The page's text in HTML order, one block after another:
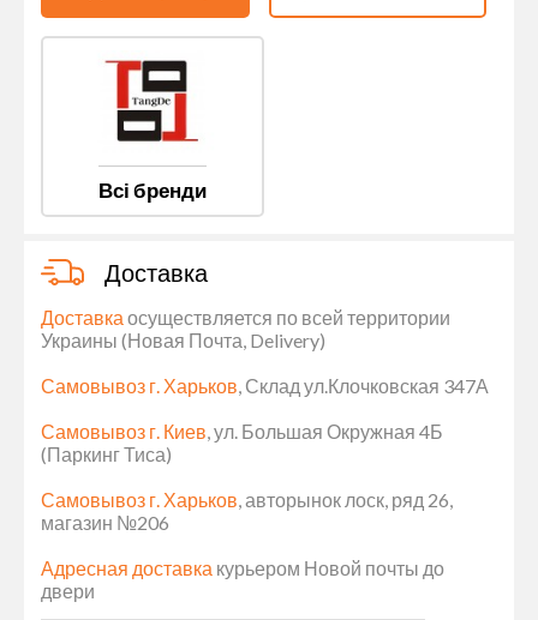
Всі бренди
Доставка
Доставка осуществляется по всей территории
Украины (Новая Почта, Delivery)
Самовывоз г. Харьков, Склад ул.Клочковская 347А
Самовывоз г. Киев, ул. Большая Окружная 4Б
(Паркинг Тиса)
Самовывоз г. Харьков, авторынок лоск, ряд 26,
магазин №206
Адресная доставка курьером Новой почты до
двери